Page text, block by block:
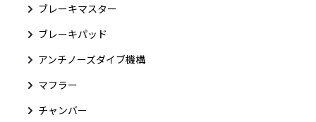
ブレーキマスター
ブレーキパッド
アンチノーズダイブ機構
マフラー
チャンバー